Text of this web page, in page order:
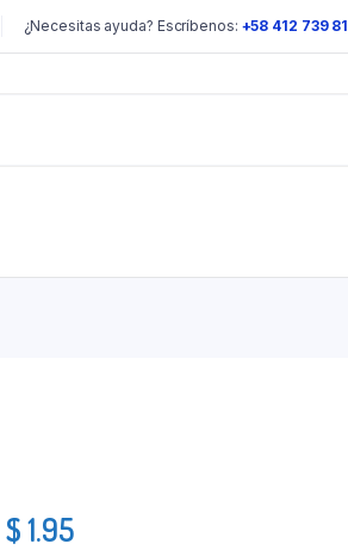
¿Necesitas ayuda? Escríbenos: +58 412 739
$1.95